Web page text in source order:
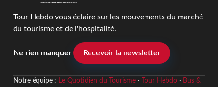
Tour Hebdo vous éclaire sur les mouvements du marché
du tourisme et de l'hospitalité.
Ne rien manquer Recevoir la newsletter
Notre équipe : Le Quotidien du Tourisme· Tour Hebdo· Bus &